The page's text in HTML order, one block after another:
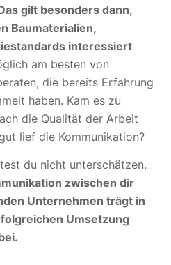
gilt besonders dann,
Baumaterialien,
interessiert
am besten von
die bereits Erfahrung
haben. Kam es zu
die Qualität der Arbeit
lief die Kommunikation?
du nicht unterschätzen.
zwischen dir
Unternehmen trägt in
Umsetzung